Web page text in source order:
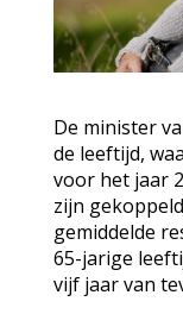
De minister
de leeftijd,
voor het jaar
zijn
gemiddelde
65-jarige
vijf jaar van